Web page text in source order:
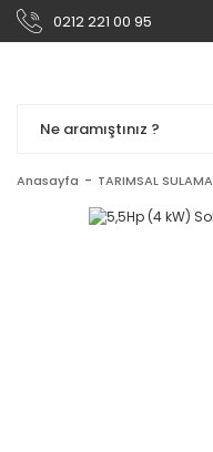
0212 221 00 95
Anasayfa TARIMSAL SULAMA